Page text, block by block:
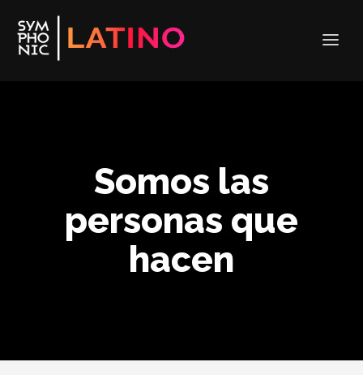
Somos las
personas que
hacen